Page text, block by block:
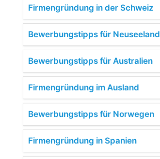
Firmengründung in der Schweiz
Bewerbungstipps für Neuseeland
Bewerbungstipps für Australien
Firmengründung im Ausland
Bewerbungstipps für Norwegen
Firmengründung in Spanien